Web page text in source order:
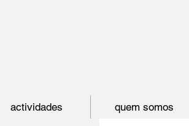
actividades quem somos